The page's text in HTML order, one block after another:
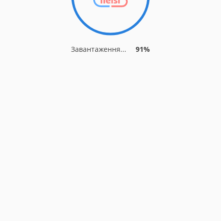
Завантаження... 91%